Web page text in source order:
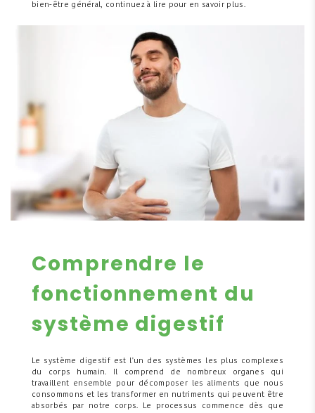
bien-être général, continuez à lire pour en savoir plus.
Comprendre le
fonctionnement du
système digestif
Le système digestif est l'un des systèmes les plus complexes
du corps humain. Il comprend de nombreux organes qui
travaillent ensemble pour décomposer les aliments que nous
consommons et les transformer en nutriments qui peuvent être
absorbés par notre corps. Le processus commence dès que